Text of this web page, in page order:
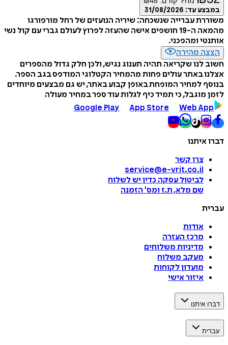
במבצע עד: 31/08/2026
משוררת עברייה שנשכחה: שיריה הנועזים של רחל מורפורגו
מהמאה ה-19 חושפים אישה שהעזה לפרוץ לעולם גברי עם קול נשי
אותנטי ומהפכני.
הצצה מהירה
חשוב לנו שקריאה תהיה תענוג נגיש, ולכן חלק גדול מהספרים
אצלנו באתר עולים פחות מהמחיר הקטלוגי המודפס בגב הספר.
בנוסף למחיר המופחת באופן קבוע באתר, יש גם מבצעים מיוחדים
לזמן מוגבל, כי תמיד כיף לגלות עוד ספר במחיר מעולה
Google Play
App Store Web App
דברו איתנו
צרו קשר
service@e-vrit.co.il
לביטול עסקה כדין יש לשלוח
שם מלא, ת.ז ומס' הזמנה
עברית
אודות
מרכז העזרה
מדיניות משלוחים
מעקב משלוח
מועדון לקוחות
איזור אישי
דברו איתנו
עברית